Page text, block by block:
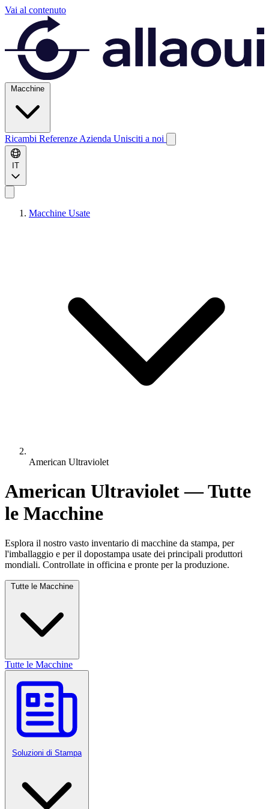
Vai al contenuto
Macchine
Ricambi Referenze Azienda Unisciti a noi
IT
Macchine Usate
American Ultraviolet
American Ultraviolet — Tutte
le Macchine
Esplora il nostro vasto inventario di macchine da stampa, per
l'imballaggio e per il dopostampa usate dei principali produttori
mondiali. Controllate in officina e pronte per la produzione.
Tutte le Macchine
Tutte le Macchine
Soluzioni di Stampa